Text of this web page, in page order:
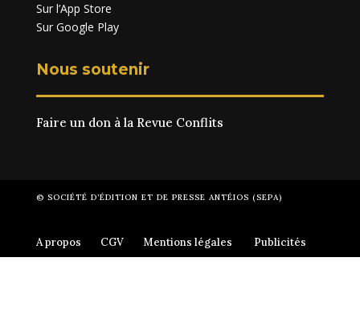
Sur l’App Store
Sur Google Play
Nous soutenir
Faire un don à la Revue Conflits
© SOCIÉTÉ D’ÉDITION ET DE PRESSE ANTÉIOS (SEPA)
A propos CGV Mentions légales Publicités